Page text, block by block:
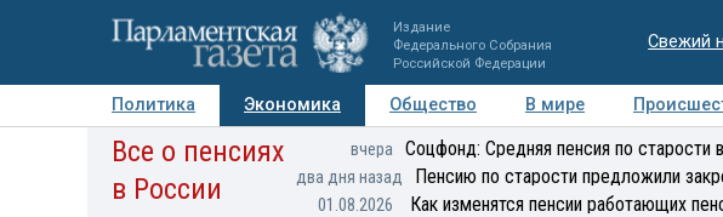
Издание
Федерального Собрания
Российской Федерации
Свежий
Политика Экономика Общество В мире
Авторы Персоны Мнения Регионы Медиацентр
Все о пенсиях
в России
вчера Соцфонд: Средняя пенсия по старости
два дня назад Пенсию по старости предложили
01.08.2026 Как изменятся пенсии работающих